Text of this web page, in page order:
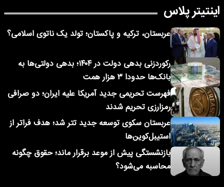
اینتیتر پلاس
عربستان، ترکیه و پاکستان؛ تولد یک ناتوی اسلامی؟
رکوردزنی بدهی دولت در ۱۴۰۴؛ بدهی دولتی‌ها به
بانک‌ها حدودا ۳ هزار همت
فهرست تحریمی جدید آمریکا علیه ایران؛ دو صرافی
رمزارزی تحریم شدند
عربستان سکوی توسعه جدید تتر شد؛ هدف فراتر از
استیبل‌کوین‌ها
بازنشستگی پیش از موعد برقرار ماند؛ حقوق چگونه
محاسبه می‌شود؟